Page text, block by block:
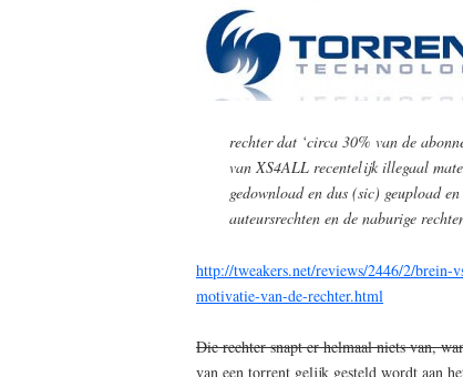
rechter dat ‘circa 30% van de
van XS4ALL recentelijk illegaal
gedownload en dus (sic) geupload
auteursrechten en de naburige
http://tweakers.net/reviews/2446/2/brein-
motivatie-van-de-rechter.html
Die rechter snapt er helmaal niets van,
van een torrent gelijk gesteld wordt aan